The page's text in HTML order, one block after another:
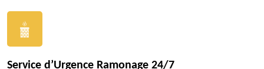
Service d’Urgence Ramonage 24/7